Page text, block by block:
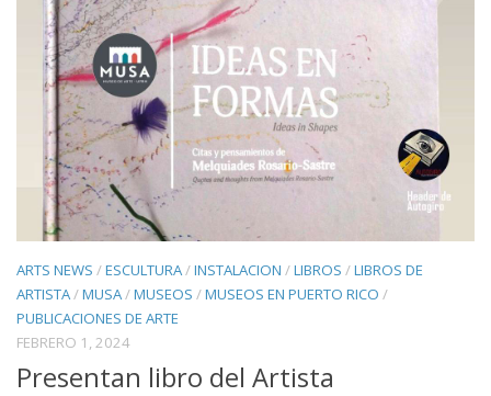
ARTS NEWS /ESCULTURA/INSTALACION /LIBROS /LIBROS DE
ARTISTA/MUSA/MUSEOS /MUSEOS EN PUERTO RICO /
PUBLICACIONES DE ARTE
FEBRERO 1, 2024
Presentan libro del Artista